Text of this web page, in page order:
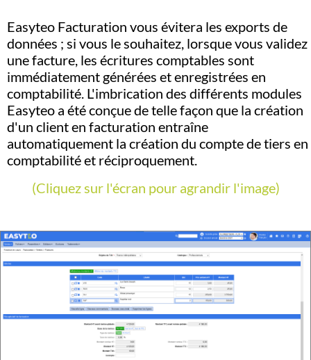
Easyteo Facturation vous évitera les exports de
données ; si vous le souhaitez, lorsque vous validez
une facture, les écritures comptables sont
immédiatement générées et enregistrées en
comptabilité. L'imbrication des différents modules
Easyteo a été conçue de telle façon que la création
d'un client en facturation entraîne
automatiquement la création du compte de tiers en
comptabilité et réciproquement.
(Cliquez sur l'écran pour agrandir l'image)